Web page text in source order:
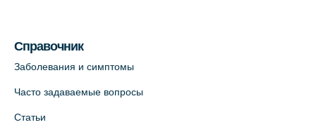
Справочник
Заболевания и симптомы
Часто задаваемые вопросы
Статьи